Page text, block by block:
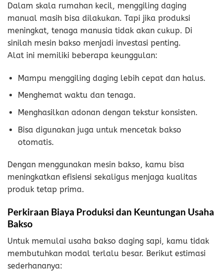
Dalam skala rumahan kecil, menggiling daging
manual masih bisa dilakukan. Tapi jika produksi
meningkat, tenaga manusia tidak akan cukup. Di
sinilah mesin bakso menjadi investasi penting.
Alat ini memiliki beberapa keunggulan:
Mampu menggiling daging lebih cepat dan halus.
Menghemat waktu dan tenaga.
Menghasilkan adonan dengan tekstur konsisten.
Bisa digunakan juga untuk mencetak bakso
otomatis.
Dengan menggunakan mesin bakso, kamu bisa
meningkatkan efisiensi sekaligus menjaga kualitas
produk tetap prima.
Perkiraan Biaya Produksi dan Keuntungan Usaha
Bakso
Untuk memulai usaha bakso daging sapi, kamu tidak
membutuhkan modal terlalu besar. Berikut estimasi
sederhananya: